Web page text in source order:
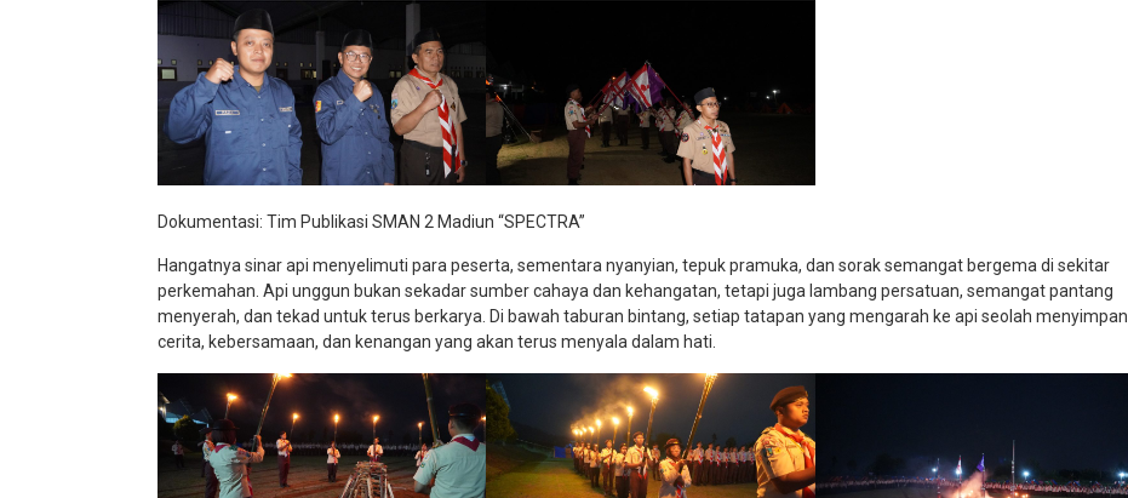
Dokumentasi: Tim Publikasi SMAN 2 Madiun “SPECTRA”
Hangatnya sinar api menyelimuti para peserta, sementara nyanyian, tepuk pramuka, dan sorak semangat bergema di sekitar
perkemahan. Api unggun bukan sekadar sumber cahaya dan kehangatan, tetapi juga lambang persatuan, semangat pantang
menyerah, dan tekad untuk terus berkarya. Di bawah taburan bintang, setiap tatapan yang mengarah ke api seolah menyimpan
cerita, kebersamaan, dan kenangan yang akan terus menyala dalam hati.